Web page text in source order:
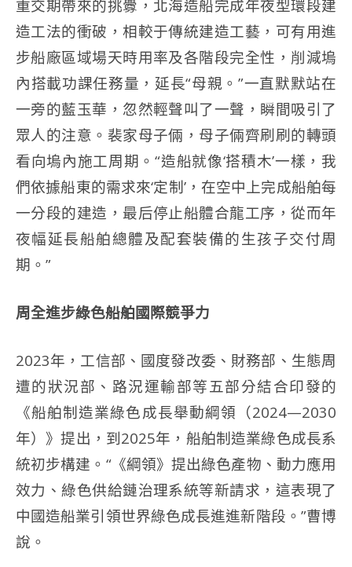
重交期帶來的挑釁，北海造船完成年夜型環段建
造工法的衝破，相較于傳統建造工藝，可有用進
步船廠區域場天時用率及各階段完全性，削減塢
內搭載功課任務量，延長“母親。”一直默默站在
一旁的藍玉華，忽然輕聲叫了一聲，瞬間吸引了
眾人的注意。裴家母子倆，母子倆齊刷刷的轉頭
看向塢內施工周期。“造船就像‘搭積木’一樣，我
們依據船東的需求來‘定制’，在空中上完成船舶每
一分段的建造，最后停止船體合龍工序，從而年
夜幅延長船舶總體及配套裝備的生孩子交付周
期。”
周全進步綠色船舶國際競爭力
2023年，工信部、國度發改委、財務部、生態周
遭的狀況部、路況運輸部等五部分結合印發的
《船舶制造業綠色成長舉動綱領（2024—2030
年）》提出，到2025年，船舶制造業綠色成長系
統初步構建。“《綱領》提出綠色產物、動力應用
效力、綠色供給鏈治理系統等新請求，這表現了
中國造船業引領世界綠色成長進進新階段。”曹博
說。